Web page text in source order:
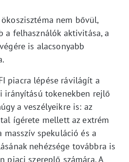
nem bővül,
a felhasználók aktivitása, a
is alacsonyabb
piacra lépése rávilágít a
irányítású tokenekben rejlő
a veszélyeikre is: az
ígérete mellett az extrém
spekuláció és a
nehézsége továbbra is
piaci szereplő számára. A